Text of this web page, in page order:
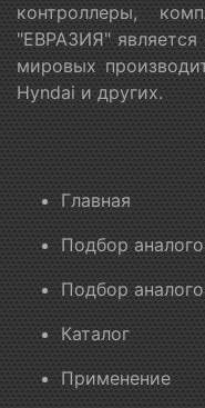
контроллеры,
"ЕВРАЗИЯ"
мировых
Hyndai и других.
Главная
Подбор
Подбор
Каталог
Применение